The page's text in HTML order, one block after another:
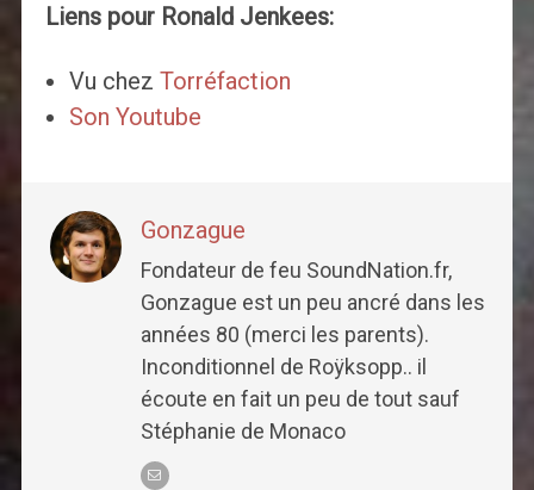
Liens pour Ronald Jenkees:
Vu chez Torréfaction
Son Youtube
Gonzague
Fondateur de feu SoundNation.fr,
Gonzague est un peu ancré dans les
années 80 (merci les parents).
Inconditionnel de Roÿksopp.. il
écoute en fait un peu de tout sauf
Stéphanie de Monaco